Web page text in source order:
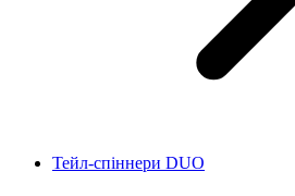
Тейл-спіннери DUO